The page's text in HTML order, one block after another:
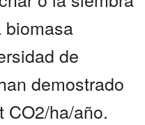
biomasa
de
demostrado
CO2/ha/año.